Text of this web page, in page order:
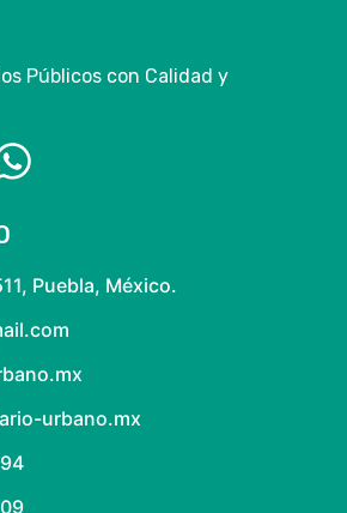
Públicos con Calidad y
Puebla, México.
urbano.mx